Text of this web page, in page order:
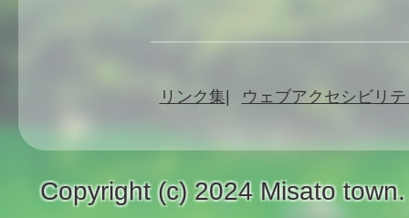
リンク集 ウェブアクセシビリ
Copyright (c) 2024 Misato